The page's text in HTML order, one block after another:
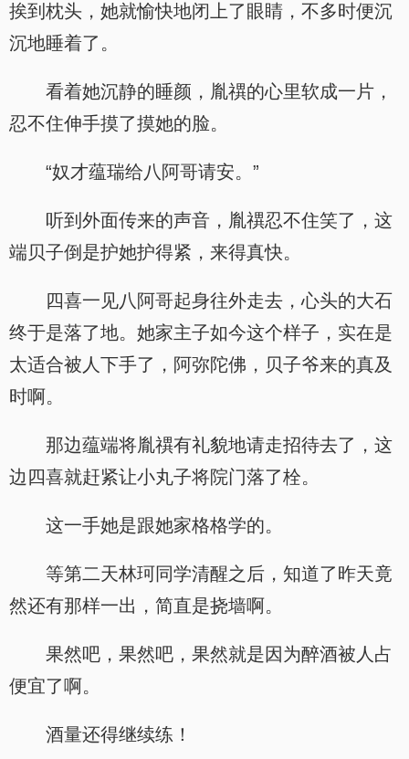
挨到枕头，她就愉快地闭上了眼睛，不多时便沉
沉地睡着了。
看着她沉静的睡颜，胤禩的心里软成一片，
忍不住伸手摸了摸她的脸。
“奴才蕴瑞给八阿哥请安。”
听到外面传来的声音，胤禩忍不住笑了，这
端贝子倒是护她护得紧，来得真快。
四喜一见八阿哥起身往外走去，心头的大石
终于是落了地。她家主子如今这个样子，实在是
太适合被人下手了，阿弥陀佛，贝子爷来的真及
时啊。
那边蕴端将胤禩有礼貌地请走招待去了，这
边四喜就赶紧让小丸子将院门落了栓。
这一手她是跟她家格格学的。
等第二天林珂同学清醒之后，知道了昨天竟
然还有那样一出，简直是挠墙啊。
果然吧，果然吧，果然就是因为醉酒被人占
便宜了啊。
酒量还得继续练！